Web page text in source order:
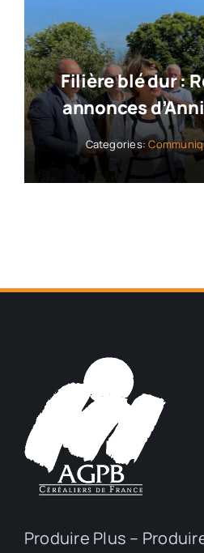
Filière blé dur :
annonces
Categories:
Produire Plus –